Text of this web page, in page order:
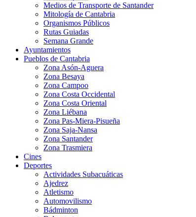
Medios de Transporte de Santander
Mitología de Cantabria
Organismos Públicos
Rutas Guiadas
Semana Grande
Ayuntamientos
Pueblos de Cantabria
Zona Asón-Aguera
Zona Besaya
Zona Campoo
Zona Costa Occidental
Zona Costa Oriental
Zona Liébana
Zona Pas-Miera-Pisueña
Zona Saja-Nansa
Zona Santander
Zona Trasmiera
Cines
Deportes
Actividades Subacuáticas
Ajedrez
Atletismo
Automovilismo
Bádminton